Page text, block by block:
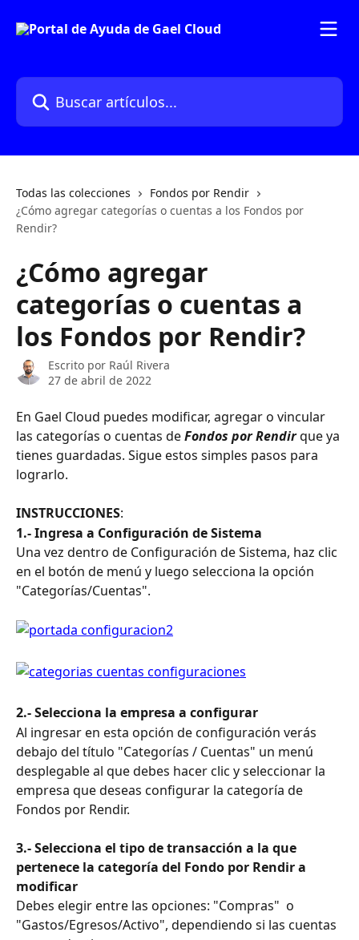
Buscar artículos...
Todas las colecciones
Fondos por Rendir
¿Cómo agregar categorías o cuentas a los Fondos por
Rendir?
¿Cómo agregar
categorías o cuentas a
los Fondos por Rendir?
Escrito por Raúl Rivera
27 de abril de 2022
En Gael Cloud puedes modificar, agregar o vincular
las categorías o cuentas de Fondos por Rendir que ya
tienes guardadas. Sigue estos simples pasos para
lograrlo.
INSTRUCCIONES:
1.- Ingresa a Configuración de Sistema
Una vez dentro de Configuración de Sistema, haz clic
en el botón de menú y luego selecciona la opción
"Categorías/Cuentas".
2.- Selecciona la empresa a configurar
Al ingresar en esta opción de configuración verás
debajo del título "Categorías / Cuentas" un menú
desplegable al que debes hacer clic y seleccionar la
empresa que deseas configurar la categoría de
Fondos por Rendir.
3.- Selecciona el tipo de transacción a la que
pertenece la categoría del Fondo por Rendir a
modificar
Debes elegir entre las opciones: "Compras"  o
"Gastos/Egresos/Activo", dependiendo si las cuentas